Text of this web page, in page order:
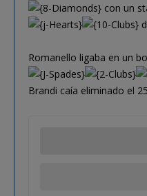
con un
Romanello ligaba en un
Brandi caía eliminado el